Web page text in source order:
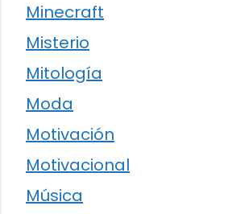
Minecraft
Misterio
Mitología
Moda
Motivación
Motivacional
Música